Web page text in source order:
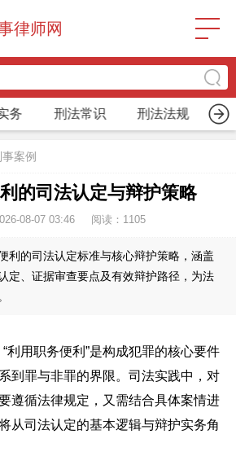
律师网
务 刑法常识 刑法法规
案例
的司法认定与辩护策略
08-07 03:46 阅读： 1105
利的司法认定标准与核心辩护策略，涵盖
定、证据审查要点及有效辩护路径，为法
利用职务便利”是构成犯罪的核心要件
到罪与非罪的界限。司法实践中，对
遵循法律规定，又需结合具体案情进
从司法认定的基本逻辑与辩护实务角